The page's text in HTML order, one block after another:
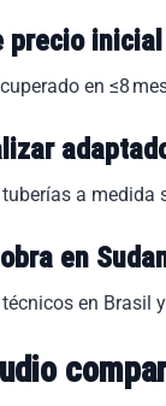
precio
en ≤8
a
en
en Brasil